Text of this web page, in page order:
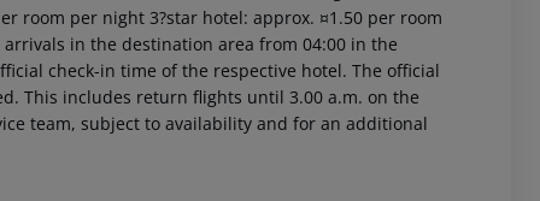
room per night 3?star hotel: approx. ¤1.50 per room
in the destination area from 04:00 in the
check-in time of the respective hotel. The official
This includes return flights until 3.00 a.m. on the
team, subject to availability and for an additional